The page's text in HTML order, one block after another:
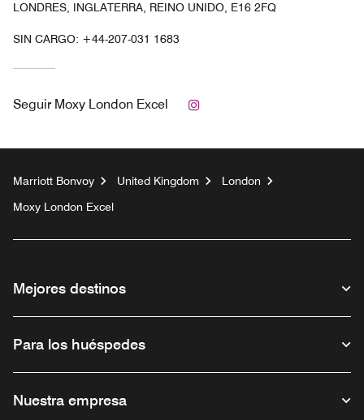
LONDRES, INGLATERRA, REINO UNIDO, E16 2FQ
SIN CARGO: +44-207-031 1683
Seguir Moxy London Excel
Marriott Bonvoy United Kingdom
London
Moxy London Excel
Mejores destinos
Para los huéspedes
Nuestra empresa